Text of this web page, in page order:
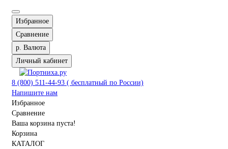
Избранное
Сравнение
р. Валюта
Личный кабинет
8 (800) 511-44-93 ( бесплатный по России)
Напишите нам
Избранное
Сравнение
Ваша корзина пуста!
Корзина
КАТАЛОГ